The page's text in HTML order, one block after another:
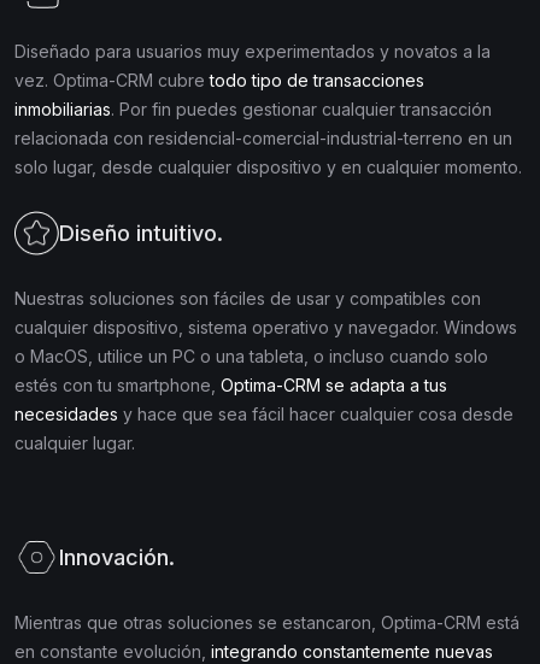
Diseñado para usuarios muy experimentados y novatos a la
vez. Optima-CRM cubretodo tipo de transacciones
inmobiliarias. Por fin puedes gestionar cualquier transacción
relacionada con residencial-comercial-industrial-terreno en un
solo lugar, desde cualquier dispositivo y en cualquier momento.
Diseño intuitivo.
Nuestras soluciones son fáciles de usar y compatibles con
cualquier dispositivo, sistema operativo y navegador. Windows
o MacOS, utilice un PC o una tableta, o incluso cuando solo
estés con tu smartphone, Optima-CRM se adapta a tus
necesidades y hace que sea fácil hacer cualquier cosa desde
cualquier lugar.
Innovación.
Mientras que otras soluciones se estancaron, Optima-CRM está
en constante evolución, integrando constantemente nuevas